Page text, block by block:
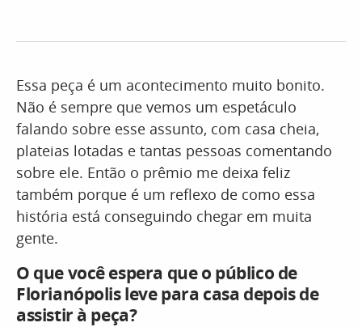
Essa peça é um acontecimento muito bonito.
Não é sempre que vemos um espetáculo
falando sobre esse assunto, com casa cheia,
plateias lotadas e tantas pessoas comentando
sobre ele. Então o prêmio me deixa feliz
também porque é um reflexo de como essa
história está conseguindo chegar em muita
gente.
O que você espera que o público de
Florianópolis leve para casa depois de
assistir à peça?